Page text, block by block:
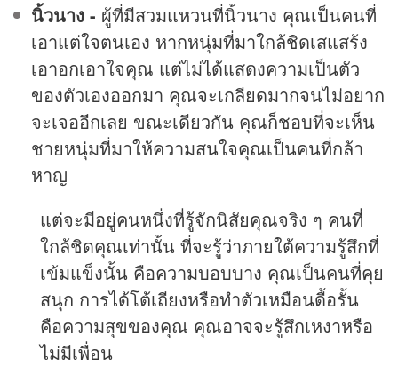
นิ้วนาง - ผู้ที่มีสวมแหวนที่นิ้วนาง คุณเป็นคนที่
เอาแต่ใจตนเอง หากหนุ่มที่มาใกล้ชิดเสแสร้ง
เอาอกเอาใจคุณ แต่ไม่ได้แสดงความเป็นตัว
ของตัวเองออกมา คุณจะเกลียดมากจนไม่อยาก
จะเจออีกเลย ขณะเดียวกัน คุณก็ชอบที่จะเห็น
ชายหนุ่มที่มาให้ความสนใจคุณเป็นคนที่กล้า
หาญ
แต่จะมีอยู่คนหนึ่งที่รู้จักนิสัยคุณจริง ๆ คนที่
ใกล้ชิดคุณเท่านั้น ที่จะรู้ว่าภายใต้ความรู้สึกที่
เข้มแข็งนั้น คือความบอบบาง คุณเป็นคนที่คุย
สนุก การได้โต้เถียงหรือทำตัวเหมือนดื้อรั้น
คือความสุขของคุณ คุณอาจจะรู้สึกเหงาหรือ
ไม่มีเพื่อน